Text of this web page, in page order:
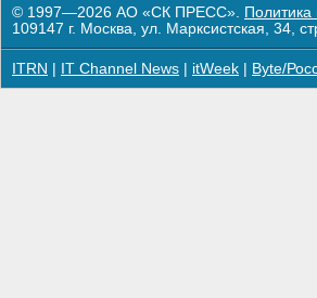
© 1997—2026 АО «СК ПРЕСС».
109147 г. Москва, ул. Марксистская, 34,
ITRN IT Channel News itWeek Byte/